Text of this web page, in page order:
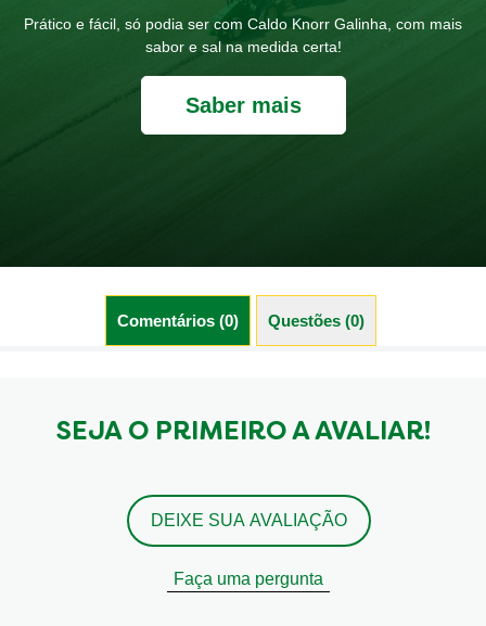
Prático e fácil, só podia ser com Caldo Knorr Galinha, com mais
sabor e sal na medida certa!
Saber mais
Comentários (0) Questões (0)
SEJA O PRIMEIRO A AVALIAR!
DEIXE SUA AVALIAÇÃO
Faça uma pergunta